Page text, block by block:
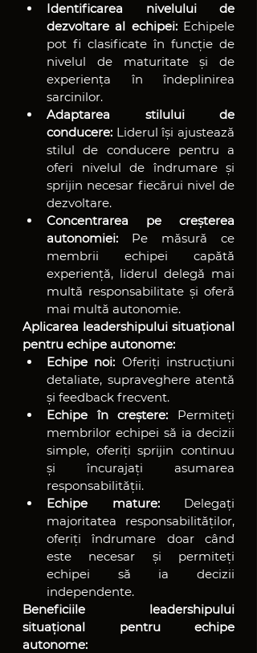
Identificarea nivelului de
dezvoltare al echipei: Echipele
pot fi clasificate în funcție de
nivelul de maturitate și de
experiența în îndeplinirea
sarcinilor.
Adaptarea stilului de
conducere: Liderul își ajustează
stilul de conducere pentru a
oferi nivelul de îndrumare și
sprijin necesar fiecărui nivel de
dezvoltare.
Concentrarea pe creșterea
autonomiei: Pe măsură ce
membrii echipei capătă
experiență, liderul delegă mai
multă responsabilitate și oferă
mai multă autonomie.
Aplicarea leadershipului situațional
pentru echipe autonome:
Echipe noi: Oferiți instrucțiuni
detaliate, supraveghere atentă
și feedback frecvent.
Echipe în creștere: Permiteți
membrilor echipei să ia decizii
simple, oferiți sprijin continuu
și încurajați asumarea
responsabilității.
Echipe mature: Delegați
majoritatea responsabilităților,
oferiți îndrumare doar când
este necesar și permiteți
echipei să ia decizii
independente.
Beneficiile leadershipului
situațional pentru echipe
autonome: